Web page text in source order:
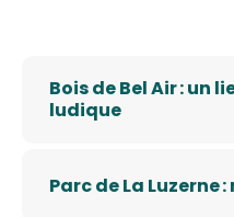
Bois de Bel Air : un
ludique
Parc de La